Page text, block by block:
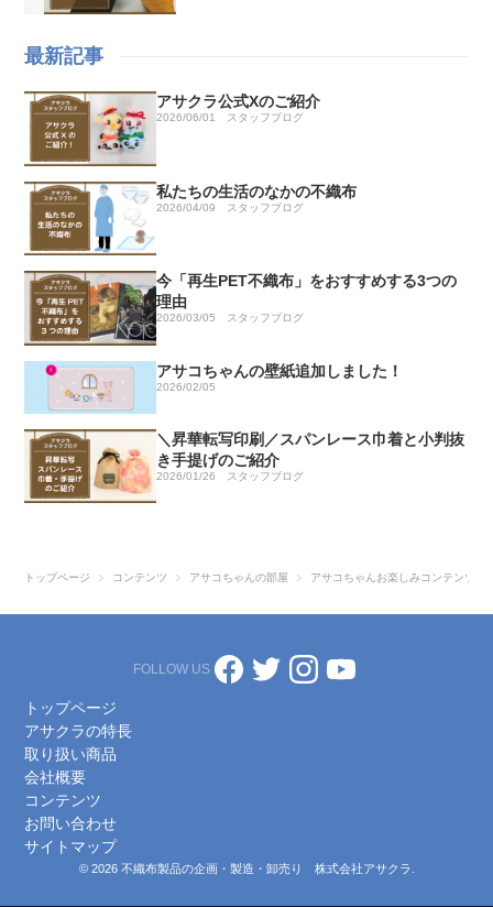
最新記事
アサクラ公式Xのご紹介
2026/06/01 スタッフブログ
私たちの生活のなかの不織布
2026/04/09 スタッフブログ
今「再生PET不織布」をおすすめする3つの
理由
2026/03/05 スタッフブログ
アサコちゃんの壁紙追加しました！
2026/02/05
＼昇華転写印刷／スパンレース巾着と小判抜
き手提げのご紹介
2026/01/26 スタッフブログ
トップページ コンテンツ アサコちゃんの部屋 アサコちゃんお楽しみコンテンツ
FOLLOW US
トップページ
アサクラの特長
取り扱い商品
会社概要
コンテンツ
お問い合わせ
サイトマップ
© 2026 不織布製品の企画・製造・卸売り 株式会社アサクラ.